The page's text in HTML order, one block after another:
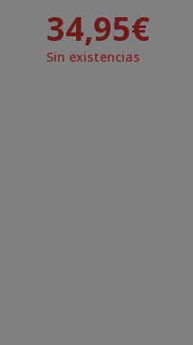
34,95€
Sin existencias